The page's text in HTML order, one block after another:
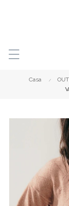
Casa